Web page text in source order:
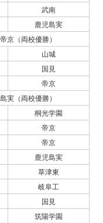
武南
鹿児島実
京（両校優勝）
山城
国見
帝京
実（両校優勝）
桐光学園
帝京
帝京
鹿児島実
草津東
岐阜工
国見
筑陽学園